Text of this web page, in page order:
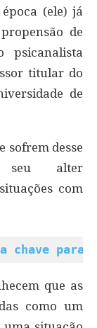
(ele) já
de
psicanalista
titular do
de
sofrem desse
seu alter
com
chave para
que as
como um